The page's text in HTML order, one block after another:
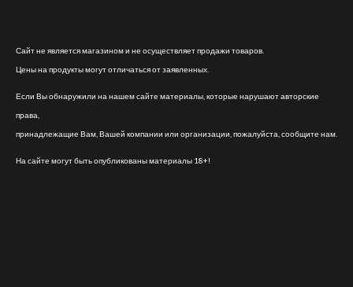
Сайт не является магазином и не осуществляет продажи товаров.
Цены на продукты могут отличаться от заявленных.
Если Вы обнаружили на нашем сайте материалы, которые нарушают авторские
права,
принадлежащие Вам, Вашей компании или организации, пожалуйста, сообщите нам.
На сайте могут быть опубликованы материалы 18+!